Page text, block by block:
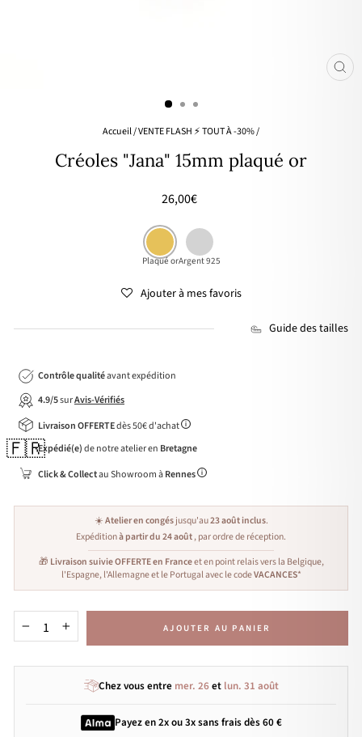
Accueil/VENTE FLASH ⚡ TOUT À -30%/
Créoles "Jana" 15mm plaqué or
Prix
26,00€
Plaqué orArgent 925
Ajouter à mes favoris
Guide des tailles
Contrôle qualitéavant expédition
4.9/5surAvis-Vérifiés
Livraison OFFERTEdès 50€ d'achat
🇫🇷Expédié(e)de notre atelier en Bretagne
Click & Collectau Showroom àRennes
☀️Atelier en congésjusqu'au23 août inclus.
Expéditionà partir du 24 août, par ordre de réception.
🎁 Livraison suivie OFFERTE en Franceet en point relais vers la Belgique,
l'Espagne, l'Allemagne et le Portugal avec le codeVACANCES*
+ AJOUTER AU PANIER
Chez vous entre mer. 26et lun. 31 août
Payez en 2x ou 3xsans fraisdès 60 €